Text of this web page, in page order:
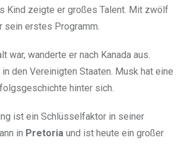
Kind zeigte er großes Talent. Mit zwölf
sein erstes Programm.
war, wanderte er nach Kanada aus.
den Vereinigten Staaten. Musk hat eine
hinter sich.
ist ein Schlüsselfaktor in seiner
in Pretoria und ist heute ein großer